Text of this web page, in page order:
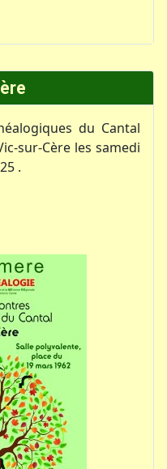
du Cantal
sur-Cère les samedi
.